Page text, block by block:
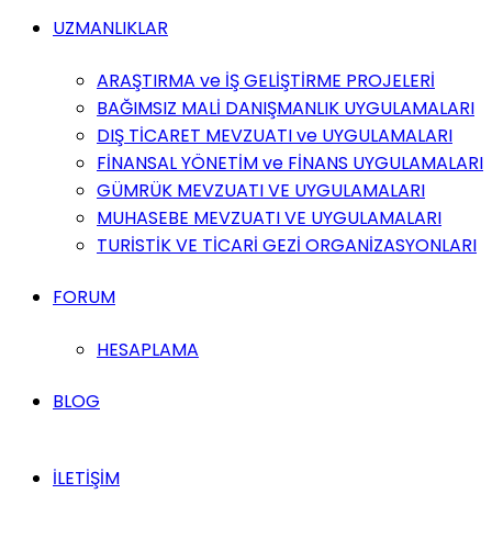
UZMANLIKLAR
ARAŞTIRMA ve İŞ GELİŞTİRME PROJELERİ
BAĞIMSIZ MALİ DANIŞMANLIK UYGULAMALARI
DIŞ TİCARET MEVZUATI ve UYGULAMALARI
FİNANSAL YÖNETİM ve FİNANS UYGULAMALARI
GÜMRÜK MEVZUATI VE UYGULAMALARI
MUHASEBE MEVZUATI VE UYGULAMALARI
TURİSTİK VE TİCARİ GEZİ ORGANİZASYONLARI
FORUM
HESAPLAMA
BLOG
İLETİŞİM